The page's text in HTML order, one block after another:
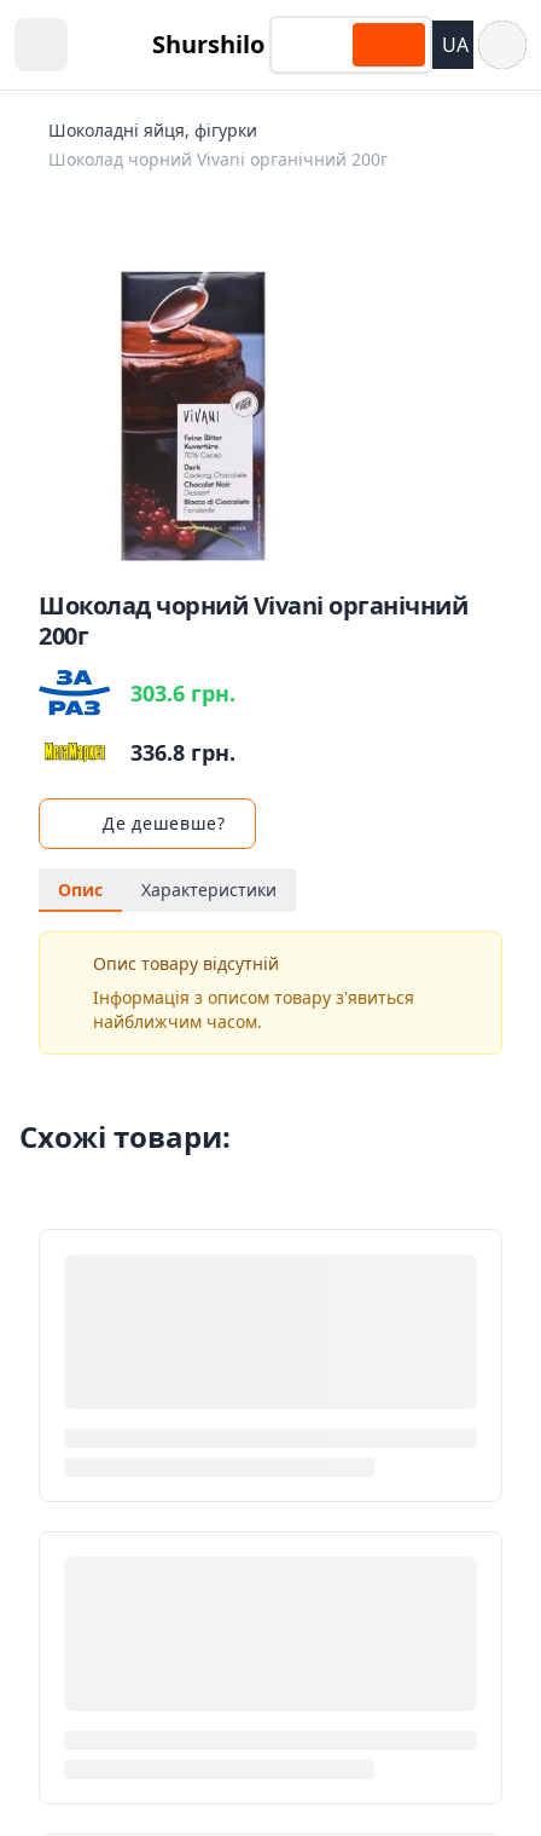
Shurshilo UA
Шоколадні яйця, фігурки
Шоколад чорний Vivani органічний 200г
Шоколад чорний Vivani органічний
200г
303.6 грн.
336.8 грн.
Де дешевше?
Опис Характеристики
Опис товару відсутній
Інформація з описом товару з'явиться
найближчим часом.
Схожі товари: